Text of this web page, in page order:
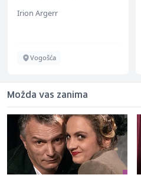
Irion Argerr
Vogošća
Možda vas zanima